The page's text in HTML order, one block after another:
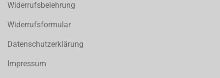
Widerrufsbelehrung
Widerrufsformular
Datenschutzerklärung
Impressum